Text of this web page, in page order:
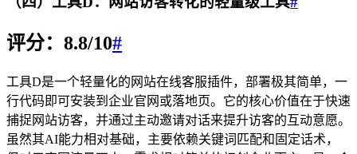
评分：8.8/10#
工具D是一个轻量化的网站在线客服插件，部署极其简单，一
行代码即可安装到企业官网或落地页。它的核心价值在于快速
捕捉网站访客，并通过主动邀请对话来提升访客的互动意愿。
虽然其AI能力相对基础，主要依赖关键词匹配和固定话术，